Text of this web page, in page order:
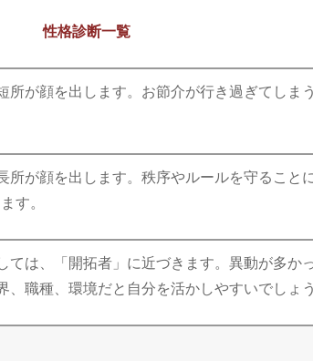
性格診断一覧
所が顔を出します。お節介が行き過ぎてしま
所が顔を出します。秩序やルールを守ること
す。
ては、「開拓者」に近づきます。異動が多か
、職種、環境だと自分を活かしやすいでしょう